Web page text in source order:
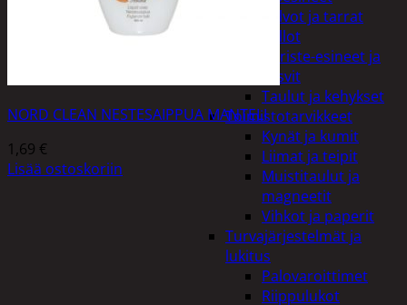
Kalvot ja tarrat
Kellot
Koriste-esineet ja
kasvit
Taulut ja kehykset
Toimistotarvikkeet
Kynät ja kumit
Liimat ja teipit
Muistitaulut ja
magneetit
Vihkot ja paperit
Turvajärjestelmät ja
lukitus
Palovaroittimet
Riippulukot
NORD CLEAN NESTESAIPPUA MANTELI
1,69 €
Lisää ostoskoriin